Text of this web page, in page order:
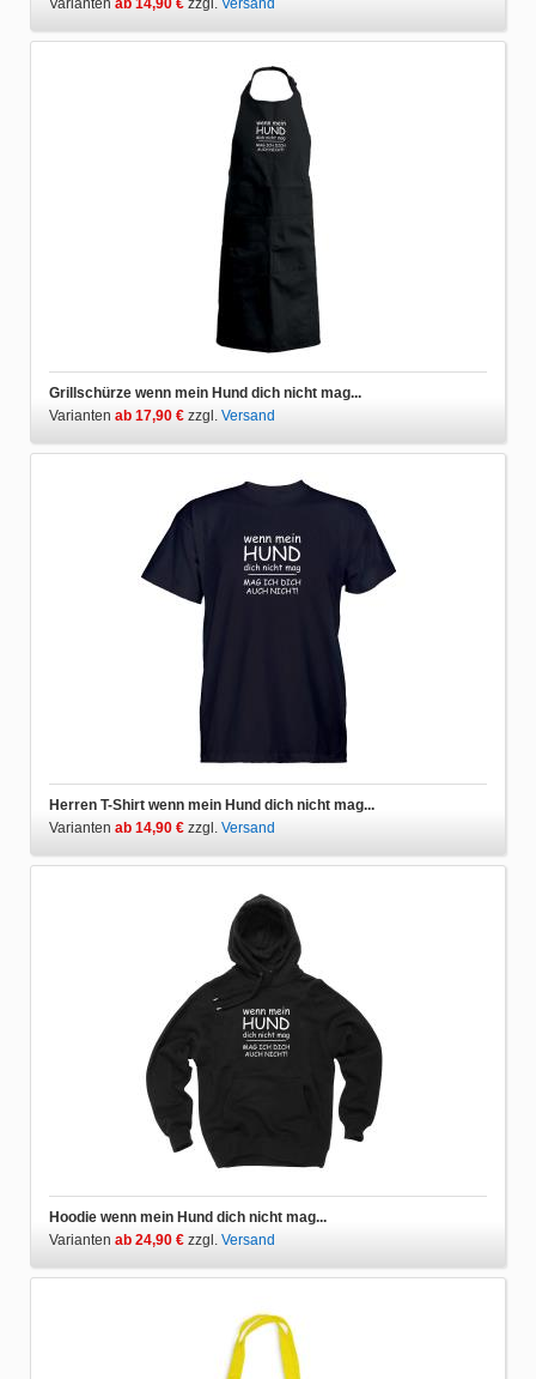
Grillschürze wenn mein Hund dich nicht mag...
Varianten ab 17,90 € zzgl. Versand
Herren T-Shirt wenn mein Hund dich nicht mag...
Varianten ab 14,90 € zzgl. Versand
Hoodie wenn mein Hund dich nicht mag...
Varianten ab 24,90 € zzgl. Versand